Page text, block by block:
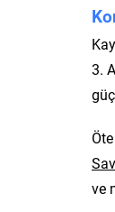
3.
ve